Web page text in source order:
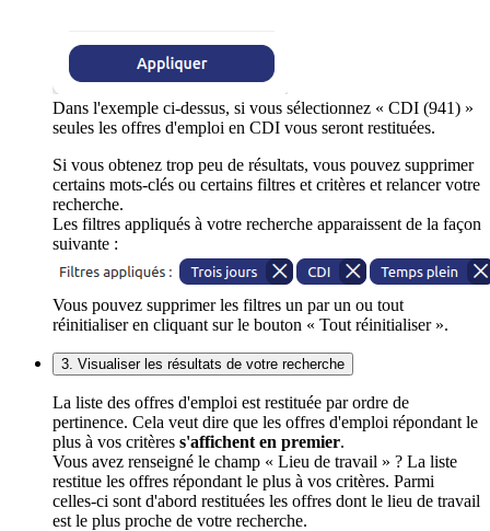
Dans l'exemple ci-dessus, si vous sélectionnez « CDI (941) »
seules les offres d'emploi en CDI vous seront restituées.
Si vous obtenez trop peu de résultats, vous pouvez supprimer
certains mots-clés ou certains filtres et critères et relancer votre
recherche.
Les filtres appliqués à votre recherche apparaissent de la façon
suivante :
Vous pouvez supprimer les filtres un par un ou tout
réinitialiser en cliquant sur le bouton « Tout réinitialiser ».
3. Visualiser les résultats de votre recherche
La liste des offres d'emploi est restituée par ordre de
pertinence. Cela veut dire que les offres d'emploi répondant le
plus à vos critères s'affichent en premier.
Vous avez renseigné le champ « Lieu de travail » ? La liste
restitue les offres répondant le plus à vos critères. Parmi
celles-ci sont d'abord restituées les offres dont le lieu de travail
est le plus proche de votre recherche.